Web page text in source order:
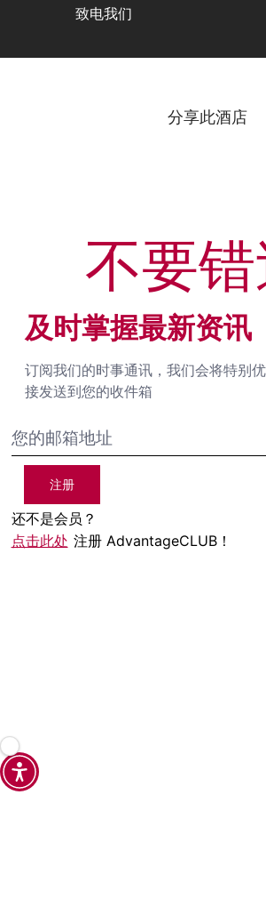
致电我们
分享此酒店
及时掌握最新资讯
订阅我们的时事通讯，我们会将特别
接发送到您的收件箱
注册
还不是会员？
点击此处 注册 AdvantageCLUB！
不要